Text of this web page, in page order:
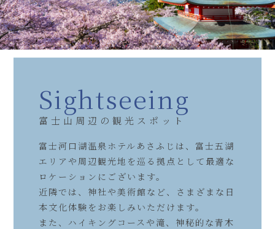
Sightseeing
富士山周辺の観光スポット
富士河口湖温泉ホテルあさふじは、富士五湖
エリアや周辺観光地を巡る拠点として最適な
ロケーションにございます。
近隣では、神社や美術館など、さまざまな日
本文化体験をお楽しみいただけます。
また、ハイキングコースや滝、神秘的な青木